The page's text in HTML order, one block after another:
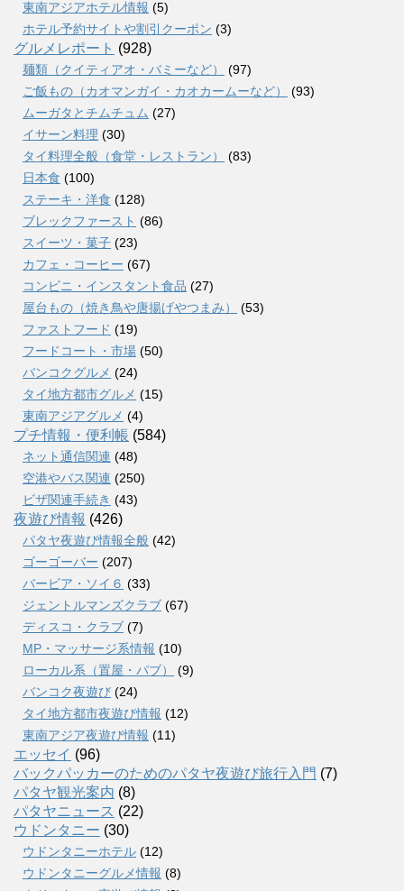
東南アジアホテル情報 (5)
ホテル予約サイトや割引クーポン (3)
グルメレポート (928)
麺類（クイティアオ・バミーなど）
(97)
ご飯もの（カオマンガイ・カオカームーなど）
(93)
ムーガタとチムチュム (27)
イサーン料理 (30)
タイ料理全般（食堂・レストラン）
(83)
日本食 (100)
ステーキ・洋食 (128)
ブレックファースト (86)
スイーツ・菓子 (23)
カフェ・コーヒー (67)
コンビニ・インスタント食品 (27)
屋台もの（焼き鳥や唐揚げやつまみ）
(53)
ファストフード (19)
フードコート・市場 (50)
バンコクグルメ (24)
タイ地方都市グルメ (15)
東南アジアグルメ (4)
プチ情報・便利帳 (584)
ネット通信関連 (48)
空港やバス関連 (250)
ビザ関連手続き (43)
夜遊び情報 (426)
パタヤ夜遊び情報全般 (42)
ゴーゴーバー (207)
バービア・ソイ６ (33)
ジェントルマンズクラブ (67)
ディスコ・クラブ (7)
MP・マッサージ系情報 (10)
ローカル系（置屋・パブ）
(9)
バンコク夜遊び (24)
タイ地方都市夜遊び情報 (12)
東南アジア夜遊び情報 (11)
エッセイ (96)
バックパッカーのためのパタヤ夜遊び旅行入門 (7)
パタヤ観光案内 (8)
パタヤニュース (22)
ウドンタニー (30)
ウドンタニーホテル (12)
ウドンタニーグルメ情報 (8)